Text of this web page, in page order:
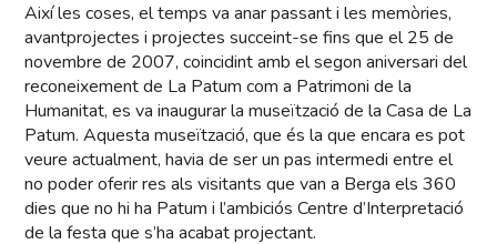
Així les coses, el temps va anar passant i les memòries,
avantprojectes i projectes succeint-se fins que el 25 de
novembre de 2007, coincidint amb el segon aniversari del
reconeixement de La Patum com a Patrimoni de la
Humanitat, es va inaugurar la museïtzació de la Casa de La
Patum. Aquesta museïtzació, que és la que encara es pot
veure actualment, havia de ser un pas intermedi entre el
no poder oferir res als visitants que van a Berga els 360
dies que no hi ha Patum i l’ambiciós Centre d’Interpretació
de la festa que s’ha acabat projectant.